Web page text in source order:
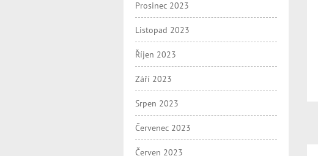
Prosinec 2023
Listopad 2023
Říjen 2023
Září 2023
Srpen 2023
Červenec 2023
Červen 2023